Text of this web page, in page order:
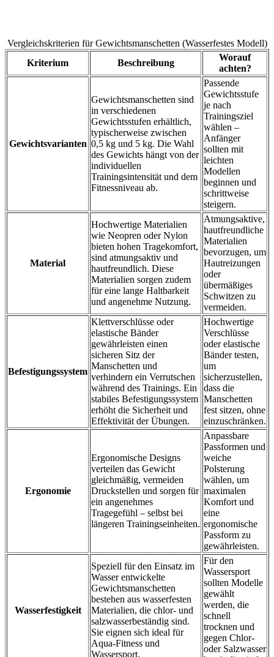
Vergleichskriterien für Gewichtsmanschetten (Wasserfestes Modell)
Kriterium
Beschreibung
Worauf
achten?
Gewichtsvarianten
Gewichtsmanschetten sind
in verschiedenen
Gewichtsstufen erhältlich,
typischerweise zwischen
0,5 kg und 5 kg. Die Wahl
des Gewichts hängt von der
individuellen
Trainingsintensität und dem
Fitnessniveau ab.
Passende
Gewichtsstufe
je nach
Trainingsziel
wählen –
Anfänger
sollten mit
leichten
Modellen
beginnen und
schrittweise
steigern.
Material
Hochwertige Materialien
wie Neopren oder Nylon
bieten hohen Tragekomfort,
sind atmungsaktiv und
hautfreundlich. Diese
Materialien sorgen zudem
für eine lange Haltbarkeit
und angenehme Nutzung.
Atmungsaktive,
hautfreundliche
Materialien
bevorzugen, um
Hautreizungen
oder
übermäßiges
Schwitzen zu
vermeiden.
Befestigungssystem
Klettverschlüsse oder
elastische Bänder
gewährleisten einen
sicheren Sitz der
Manschetten und
verhindern ein Verrutschen
während des Trainings. Ein
stabiles Befestigungssystem
erhöht die Sicherheit und
Effektivität der Übungen.
Hochwertige
Verschlüsse
oder elastische
Bänder testen,
um
sicherzustellen,
dass die
Manschetten
fest sitzen, ohne
einzuschränken.
Ergonomie
Ergonomische Designs
verteilen das Gewicht
gleichmäßig, vermeiden
Druckstellen und sorgen für
ein angenehmes
Tragegefühl – selbst bei
längeren Trainingseinheiten.
Anpassbare
Passformen und
weiche
Polsterung
wählen, um
maximalen
Komfort und
eine
ergonomische
Passform zu
gewährleisten.
Wasserfestigkeit
Speziell für den Einsatz im
Wasser entwickelte
Gewichtsmanschetten
bestehen aus wasserfesten
Materialien, die chlor- und
salzwasserbeständig sind.
Sie eignen sich ideal für
Aqua-Fitness und
Wassersport.
Für den
Wassersport
sollten Modelle
gewählt
werden, die
schnell
trocknen und
gegen Chlor-
oder Salzwasser